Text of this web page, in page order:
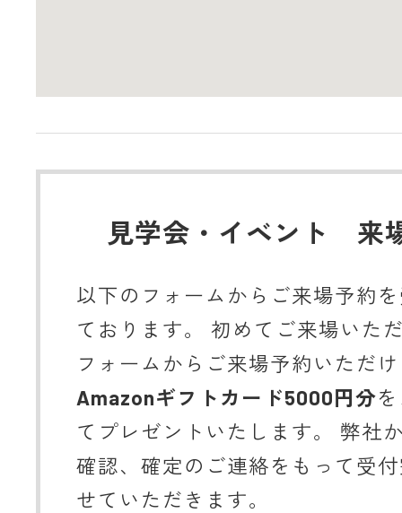
見学会・イベント 来
以下のフォームからご来場予約
ております。 初めてご来場いた
フォームからご来場予約いただ
Amazonギフトカード5000円分
てプレゼントいたします。 弊社
確認、確定のご連絡をもって受
せていただきます。